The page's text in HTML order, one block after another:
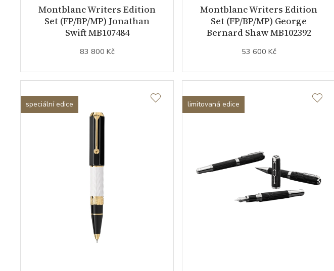
Montblanc Writers Edition
Set (FP/BP/MP) Jonathan
Swift MB107484
83 800 Kč
Montblanc Writers Edition
Set (FP/BP/MP) George
Bernard Shaw MB102392
53 600 Kč
speciální edice limitovaná edice